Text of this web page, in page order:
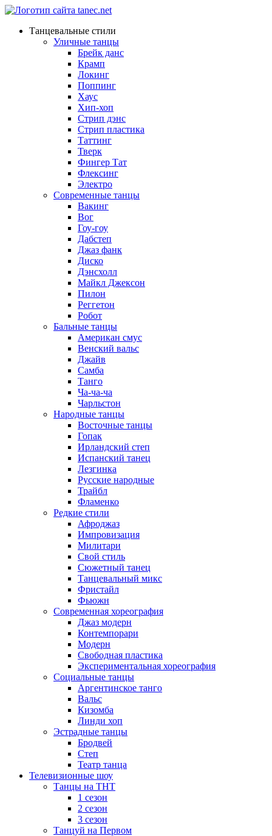
Танцевальные стили
Уличные танцы
Брейк данс
Крамп
Локинг
Поппинг
Хаус
Хип-хоп
Стрип дэнс
Стрип пластика
Таттинг
Тверк
Фингер Тат
Флексинг
Электро
Современные танцы
Вакинг
Вог
Гоу-гоу
Дабстеп
Джаз фанк
Диско
Дэнсхолл
Майкл Джексон
Пилон
Реггетон
Робот
Бальные танцы
Американ смус
Венский вальс
Джайв
Самба
Танго
Ча-ча-ча
Чарльстон
Народные танцы
Восточные танцы
Гопак
Ирландский степ
Испанский танец
Лезгинка
Русские народные
Трайбл
Фламенко
Редкие стили
Афроджаз
Импровизация
Милитари
Свой стиль
Сюжетный танец
Танцевальный микс
Фристайл
Фьюжн
Современная хореография
Джаз модерн
Контемпорари
Модерн
Свободная пластика
Экспериментальная хореография
Социальные танцы
Аргентинское танго
Вальс
Кизомба
Линди хоп
Эстрадные танцы
Бродвей
Степ
Театр танца
Телевизионные шоу
Танцы на ТНТ
1 сезон
2 сезон
3 сезон
Танцуй на Первом